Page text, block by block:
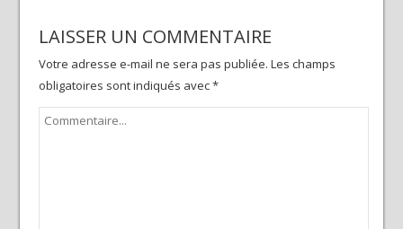
LAISSER UN COMMENTAIRE
Votre adresse e-mail ne sera pas publiée. Les champs
obligatoires sont indiqués avec*